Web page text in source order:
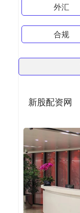
外汇
合规
新股配资网